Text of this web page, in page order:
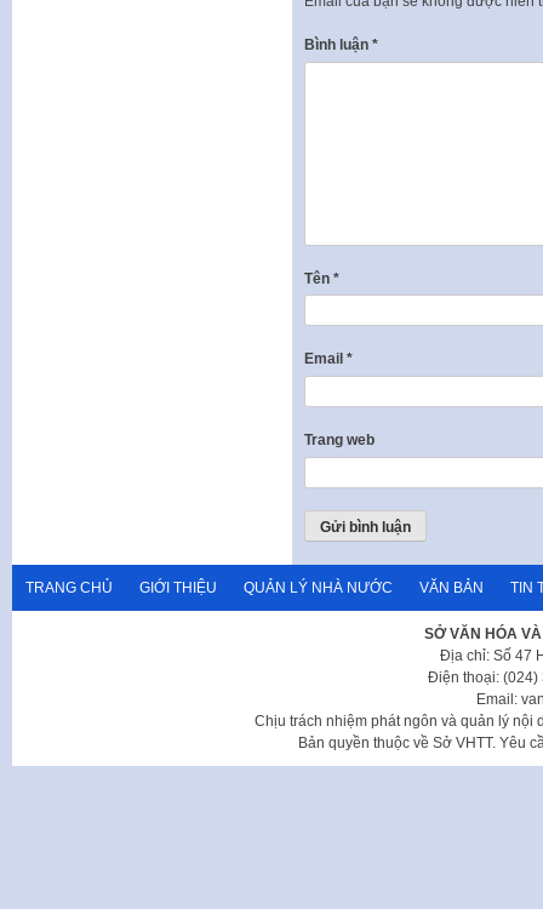
Bình luận *
Tên *
Email *
Trang web
TRANG CHỦ GIỚI THIỆU QUẢN LÝ NHÀ NƯỚC VĂN BẢN TIN
SỞ VĂN HÓA
Địa chỉ: Số 47
Điện thoại: (024)
Email:
Chịu trách nhiệm phát ngôn và quản lý nội
Bản quyền thuộc về Sở VHTT. Yêu